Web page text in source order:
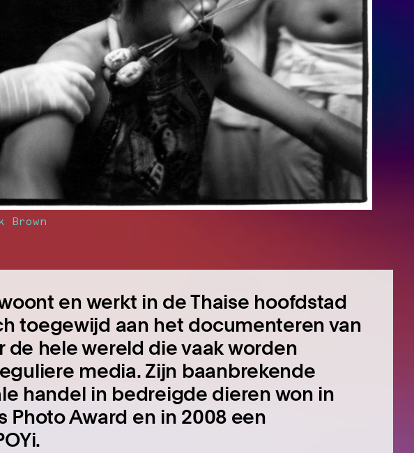
Brown
en werkt in de Thaise hoofdstad
toegewijd aan het documenteren van
de hele wereld die vaak worden
media. Zijn baanbrekende
handel in bedreigde dieren won in
Photo Award en in 2008 een